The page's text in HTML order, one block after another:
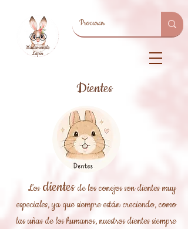
Dientes
Los dientes de los conejos son dientes muy
especiales, ya que siempre están creciendo, como
las uñas de los humanos, nuestros dientes siempre